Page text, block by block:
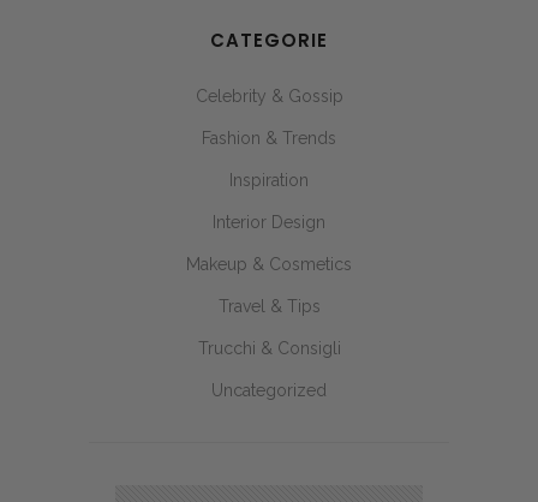
CATEGORIE
Celebrity & Gossip
Fashion & Trends
Inspiration
Interior Design
Makeup & Cosmetics
Travel & Tips
Trucchi & Consigli
Uncategorized